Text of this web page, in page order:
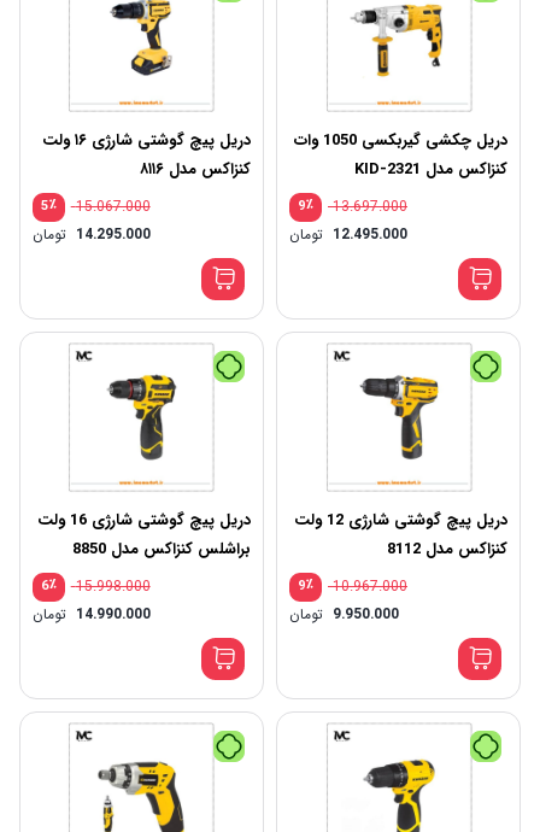
دریل چکشی گیربکسی 1050 وات
کنزاکس مدل KID-2321
٪9
13.697.000
12.495.000 تومان
دریل پیچ گوشتی شارژی ۱۶ ولت
کنزاکس مدل ۸۱۱۶
٪5
15.067.000
14.295.000 تومان
دریل پیچ گوشتی شارژی 12 ولت
کنزاکس مدل 8112
٪9
10.967.000
9.950.000 تومان
دریل پیچ گوشتی شارژی 16 ولت
براشلس کنزاکس مدل 8850
٪6
15.998.000
14.990.000 تومان